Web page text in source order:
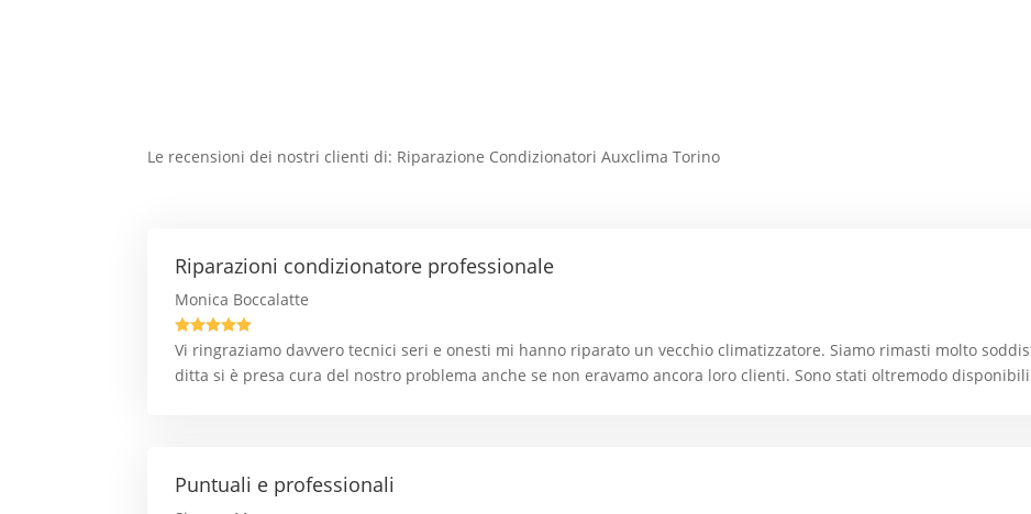
Le recensioni dei nostri clienti di: Riparazione Condizionatori Auxclima Torino
Riparazioni condizionatore professionale
Monica Boccalatte

Vi ringraziamo davvero tecnici seri e onesti mi hanno riparato un vecchio climatizzatore. Siamo rimasti molto
ditta si è presa cura del nostro problema anche se non eravamo ancora loro clienti. Sono stati oltremodo
Puntuali e professionali